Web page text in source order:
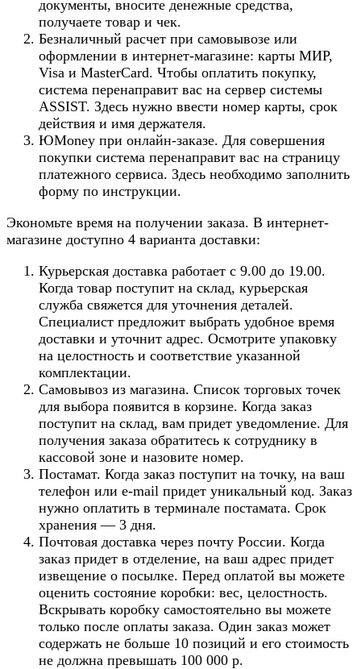
документы, вносите денежные средства,
получаете товар и чек.
Безналичный расчет при самовывозе или
оформлении в интернет-магазине: карты МИР,
Visa и MasterCard. Чтобы оплатить покупку,
система перенаправит вас на сервер системы
ASSIST. Здесь нужно ввести номер карты, срок
действия и имя держателя.
ЮMoney при онлайн-заказе. Для совершения
покупки система перенаправит вас на страницу
платежного сервиса. Здесь необходимо заполнить
форму по инструкции.
Экономьте время на получении заказа. В интернет-
магазине доступно 4 варианта доставки:
Курьерская доставка работает с 9.00 до 19.00.
Когда товар поступит на склад, курьерская
служба свяжется для уточнения деталей.
Специалист предложит выбрать удобное время
доставки и уточнит адрес. Осмотрите упаковку
на целостность и соответствие указанной
комплектации.
Самовывоз из магазина. Список торговых точек
для выбора появится в корзине. Когда заказ
поступит на склад, вам придет уведомление. Для
получения заказа обратитесь к сотруднику в
кассовой зоне и назовите номер.
Постамат. Когда заказ поступит на точку, на ваш
телефон или e-mail придет уникальный код. Заказ
нужно оплатить в терминале постамата. Срок
хранения — 3 дня.
Почтовая доставка через почту России. Когда
заказ придет в отделение, на ваш адрес придет
извещение о посылке. Перед оплатой вы можете
оценить состояние коробки: вес, целостность.
Вскрывать коробку самостоятельно вы можете
только после оплаты заказа. Один заказ может
содержать не больше 10 позиций и его стоимость
не должна превышать 100 000 р.